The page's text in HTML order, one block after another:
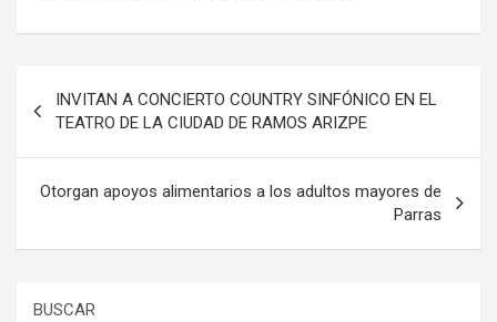
de
entradas
INVITAN A CONCIERTO COUNTRY SINFÓNICO EN EL
TEATRO DE LA CIUDAD DE RAMOS ARIZPE
Otorgan apoyos alimentarios a los adultos mayores de
Parras
BUSCAR